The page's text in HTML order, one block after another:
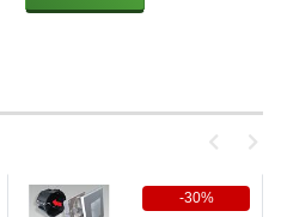
-30%